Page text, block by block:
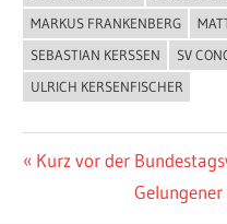
MARKUS FRANKENBERG
SEBASTIAN KERSSEN
SV
ULRICH KERSENFISCHER
Vorheriger
Kurz vor der
Nächster